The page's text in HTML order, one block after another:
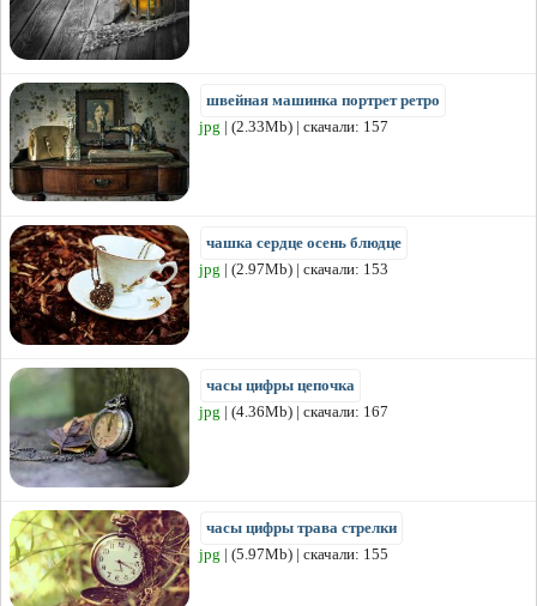
швейная машинка портрет ретро
jpg | (2.33Mb) | скачали: 157
чашка сердце осень блюдце
jpg | (2.97Mb) | скачали: 153
часы цифры цепочка
jpg | (4.36Mb) | скачали: 167
часы цифры трава стрелки
jpg | (5.97Mb) | скачали: 155